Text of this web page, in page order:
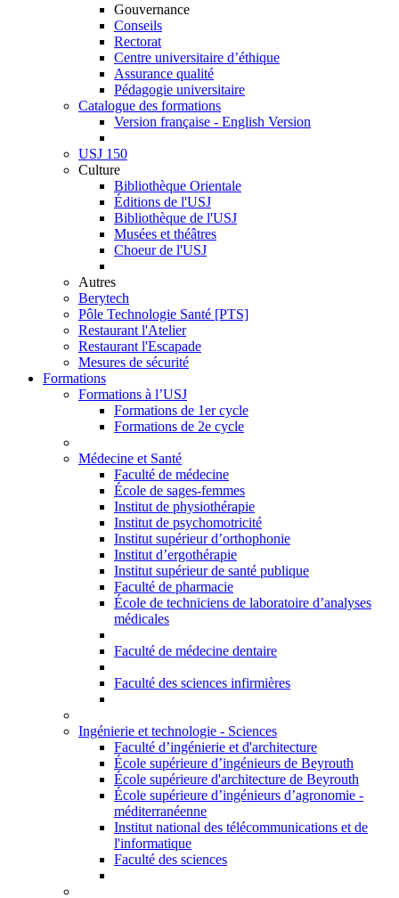
Gouvernance
Conseils
Rectorat
Centre universitaire d’éthique
Assurance qualité
Pédagogie universitaire
Catalogue des formations
Version française - English Version
USJ 150
Culture
Bibliothèque Orientale
Éditions de l'USJ
Bibliothèque de l'USJ
Musées et théâtres
Choeur de l'USJ
Autres
Berytech
Pôle Technologie Santé [PTS]
Restaurant l'Atelier
Restaurant l'Escapade
Mesures de sécurité
Formations
Formations à l’USJ
Formations de 1er cycle
Formations de 2e cycle
Médecine et Santé
Faculté de médecine
École de sages-femmes
Institut de physiothérapie
Institut de psychomotricité
Institut supérieur d’orthophonie
Institut d’ergothérapie
Institut supérieur de santé publique
Faculté de pharmacie
École de techniciens de laboratoire d’analyses
médicales
Faculté de médecine dentaire
Faculté des sciences infirmières
Ingénierie et technologie - Sciences
Faculté d’ingénierie et d'architecture
École supérieure d’ingénieurs de Beyrouth
École supérieure d'architecture de Beyrouth
École supérieure d’ingénieurs d’agronomie -
méditerranéenne
Institut national des télécommunications et de
l'informatique
Faculté des sciences